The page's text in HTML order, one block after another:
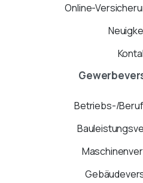
Online-
Betriebs-/